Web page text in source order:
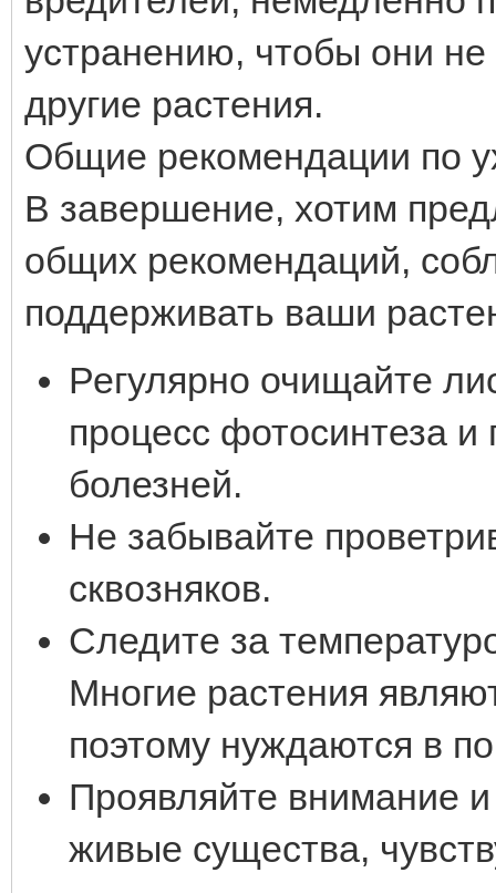
устранению, чтобы они не
другие растения.
Общие рекомендации по
В завершение, хотим
общих рекомендаций,
поддерживать ваши
Регулярно очищайте
процесс фотосинтеза и
болезней.
Не забывайте
сквозняков.
Следите за
Многие растения
поэтому нуждаются в
Проявляйте внимание
живые существа,